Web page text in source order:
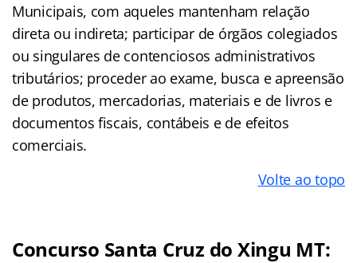
Municipais, com aqueles mantenham relação
direta ou indireta; participar de órgãos colegiados
ou singulares de contenciosos administrativos
tributários; proceder ao exame, busca e apreensão
de produtos, mercadorias, materiais e de livros e
documentos fiscais, contábeis e de efeitos
comerciais.
Volte ao topo
Concurso Santa Cruz do Xingu MT: